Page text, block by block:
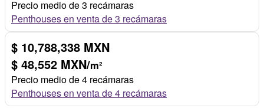
Precio medio de 3 recámaras
Penthouses en venta de 3 recámaras
$ 10,788,338 MXN
$ 48,552 MXN/m²
Precio medio de 4 recámaras
Penthouses en venta de 4 recámaras